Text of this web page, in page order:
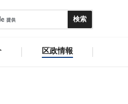
区政情報